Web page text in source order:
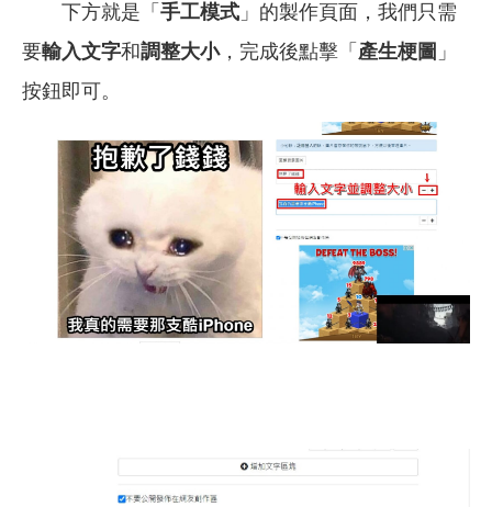
下方就是「 手工模式 」的製作頁面，我們只需
要輸入文字和調整大小，完成後點擊「 產生梗圖 」
按鈕即可。